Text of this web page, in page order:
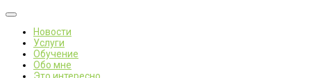
Новости
Услуги
Обучение
Обо мне